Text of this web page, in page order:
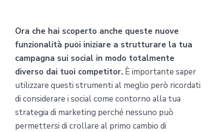
Ora che hai scoperto anche queste nuove
funzionalità puoi iniziare a strutturare la tua
campagna sui social in modo totalmente
diverso dai tuoi competitor. È importante saper
utilizzare questi strumenti al meglio però ricordati
di considerare i social come contorno alla tua
strategia di marketing perché nessuno può
permettersi di crollare al primo cambio di